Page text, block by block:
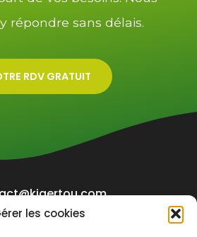
les cookies
répondre sans délais.
RDV GRATUIT